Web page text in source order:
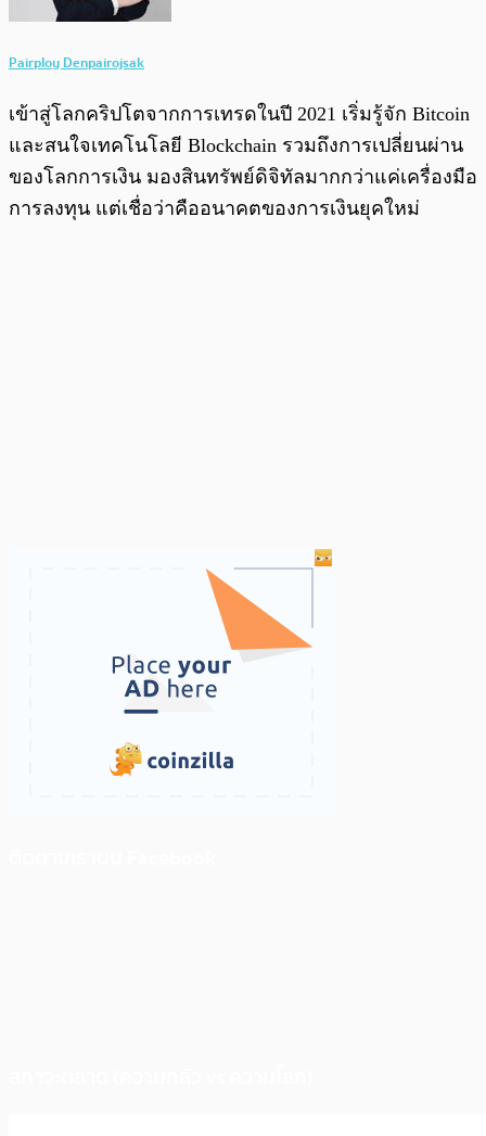
Pairploy Denpairojsak
เข้าสู่โลกคริปโตจากการเทรดในปี 2021 เริ่มรู้จัก Bitcoin
และสนใจเทคโนโลยี Blockchain รวมถึงการเปลี่ยนผ่าน
ของโลกการเงิน มองสินทรัพย์ดิจิทัลมากกว่าแค่เครื่องมือ
การลงทุน แต่เชื่อว่าคืออนาคตของการเงินยุคใหม่